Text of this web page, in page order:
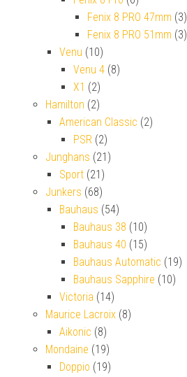
Fenix 8 PRO 47mm (3)
Fenix 8 PRO 51mm (3)
Venu (10)
Venu 4 (8)
X1 (2)
Hamilton (2)
American Classic (2)
PSR (2)
Junghans (21)
Sport (21)
Junkers (68)
Bauhaus (54)
Bauhaus 38 (10)
Bauhaus 40 (15)
Bauhaus Automatic (19)
Bauhaus Sapphire (10)
Victoria (14)
Maurice Lacroix (8)
Aikonic (8)
Mondaine (19)
Doppio (19)